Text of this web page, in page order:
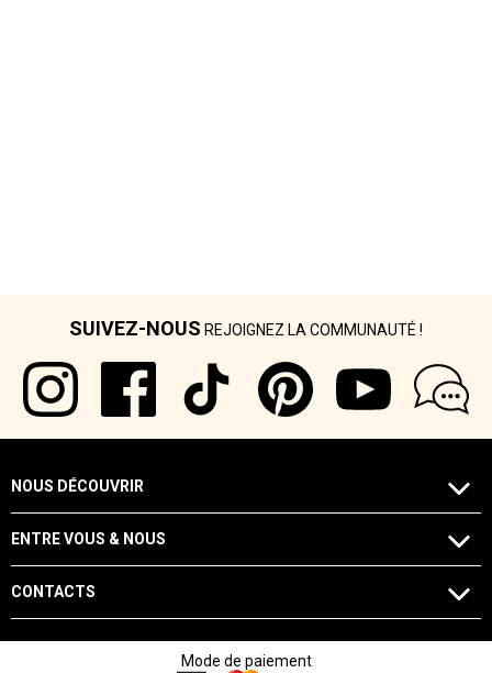
SUIVEZ-NOUS REJOIGNEZ LA COMMUNAUTÉ !
NOUS DÉCOUVRIR
ENTRE VOUS & NOUS
CONTACTS
Mode de paiement